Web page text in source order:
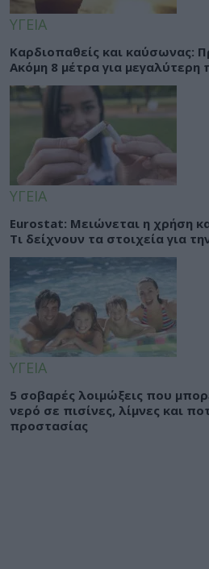
ΥΓΕΙΑ
Καρδιοπαθείς και καύσωνας:
Ακόμη 8 μέτρα για μεγαλύτερη
ΥΓΕΙΑ
Eurostat: Μειώνεται η χρήση
Τι δείχνουν τα στοιχεία για
ΥΓΕΙΑ
5 σοβαρές λοιμώξεις που
νερό σε πισίνες, λίμνες και
προστασίας